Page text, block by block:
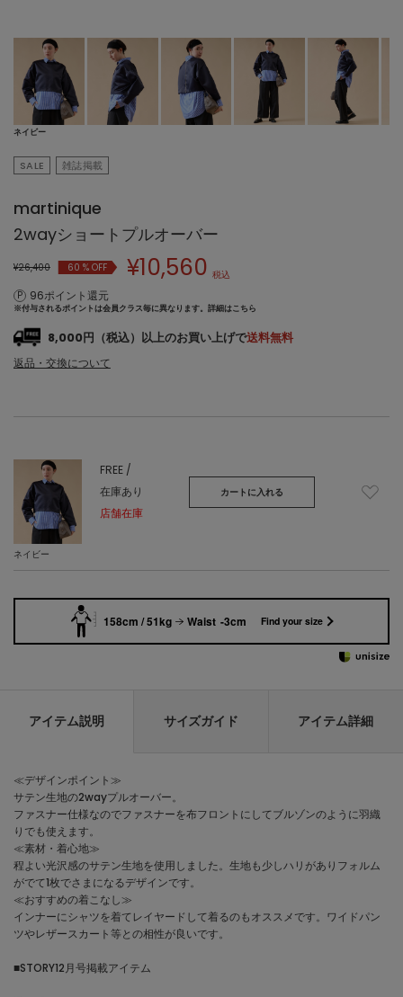
ネイビー
SALE 雑誌掲載
martinique
2wayショートプルオーバー
¥26,400 60% OFF ¥10,560 税込
96ポイント還元
※付与されるポイントは会員クラス毎に異なります。 詳細はこちら
8,000円（税込）以上のお買い上げで送料無料
返品・交換について
ネイビー
FREE /
在庫あり
店舗在庫
カートに入れる
158cm / 51kg Waist -3cm Find your size
アイテム説明 サイズガイド アイテム詳細
≪デザインポイント≫
サテン生地の2wayプルオーバー。
ファスナー仕様なのでファスナーを布フロントにしてブルゾンのように羽織
りでも使えます。
≪素材・着心地≫
程よい光沢感のサテン生地を使用しました。生地も少しハリがありフォルム
がでて1枚でさまになるデザインです。
≪おすすめの着こなし≫
インナーにシャツを着てレイヤードして着るのもオススメです。ワイドパン
ツやレザースカート等との相性が良いです。
■STORY12月号掲載アイテム